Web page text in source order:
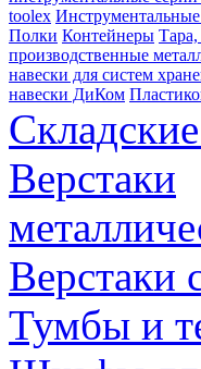
toolex
Полки Контейнеры
производственные
навески для систем
навески ДиКом
Верстаки
Верстаки
Тумбы и